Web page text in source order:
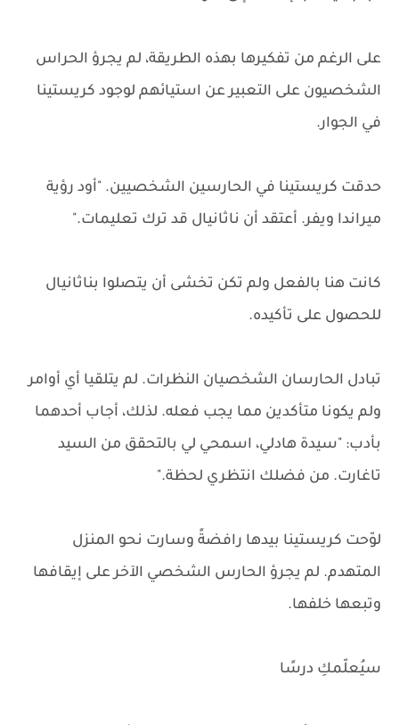
على الرغم من تفكيرها بهذه الطريقة، لم يجرؤ الحراس
الشخصيون على التعبير عن استيائهم لوجود كريستينا
في الجوار.
حدقت كريستينا في الحارسين الشخصيين. "أود رؤية
ميراندا ويفر. أعتقد أن ناثانيال قد ترك تعليمات."
كانت هنا بالفعل ولم تكن تخشى أن يتصلوا بناثانيال
للحصول على تأكيده.
تبادل الحارسان الشخصيان النظرات. لم يتلقيا أي أوامر
ولم يكونا متأكدين مما يجب فعله. لذلك، أجاب أحدهما
بأدب: "سيدة هادلي، اسمحي لي بالتحقق من السيد
تاغارت. من فضلك انتظري لحظة."
لوّحت كريستينا بيدها رافضةً وسارت نحو المنزل
المتهدم. لم يجرؤ الحارس الشخصي الآخر على إيقافها
وتبعها خلفها.
سيُعلّمكِ درسًا